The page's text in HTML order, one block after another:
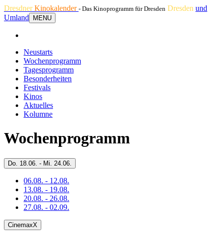
DresdnerKinokalender - Das Kinoprogramm für Dresden Dresden und
Umland
MENU
Neustarts
Wochenprogramm
Tagesprogramm
Besonderheiten
Festivals
Kinos
Aktuelles
Kolumne
Wochenprogramm
Do. 18.06. - Mi. 24.06.
06.08. - 12.08.
13.08. - 19.08.
20.08. - 26.08.
27.08. - 02.09.
CinemaxX